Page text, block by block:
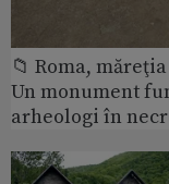
📁 Roma,
Un monument
arheologi în